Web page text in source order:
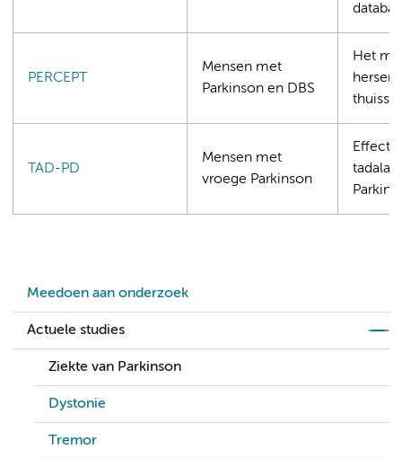
Meedoen aan onderzoek
Actuele studies
Ziekte van Parkinson
Dystonie
Tremor
PERCEPT
Mensen met
Parkinson en DBS
Het
TAD-PD
Mensen met
vroege Parkinson